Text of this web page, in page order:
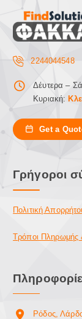
2244044548
Δέυτερα –
Κυριακή:
Get a
Γρήγοροι
Πολιτική
Τρόποι Πληρωμής
Ρόδος,